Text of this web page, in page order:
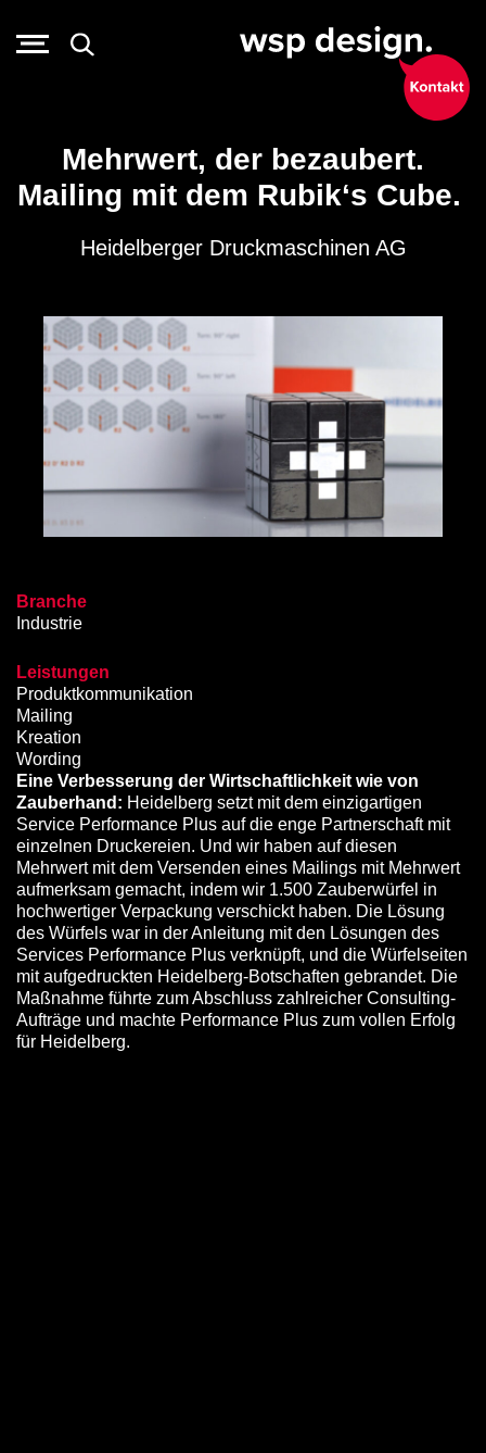
Mehrwert, der bezaubert.
Mailing mit dem Rubik‘s Cube.
Heidelberger Druckmaschinen AG
Branche
Industrie
Leistungen
Produkt­kommuni­kation
Mailing
Kreation
Wording
Eine Verbesserung der Wirtschaftlichkeit wie von
Zauberhand: Heidelberg setzt mit dem einzigartigen
Service Performance Plus auf die enge Partnerschaft mit
einzelnen Druckereien. Und wir haben auf diesen
Mehrwert mit dem Versenden eines Mailings mit Mehrwert
aufmerksam gemacht, indem wir 1.500 Zauberwürfel in
hochwertiger Verpackung verschickt haben. Die Lösung
des Würfels war in der Anleitung mit den Lösungen des
Services Performance Plus verknüpft, und die Würfelseiten
mit aufgedruckten Heidelberg-Botschaften gebrandet. Die
Maßnahme führte zum Abschluss zahlreicher Consulting-
Aufträge und machte Performance Plus zum vollen Erfolg
für Heidelberg.